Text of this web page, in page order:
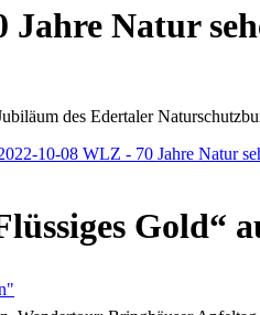
Natur
des Edertaler
10-08 WLZ - 70 Jahre Natur
Gold“